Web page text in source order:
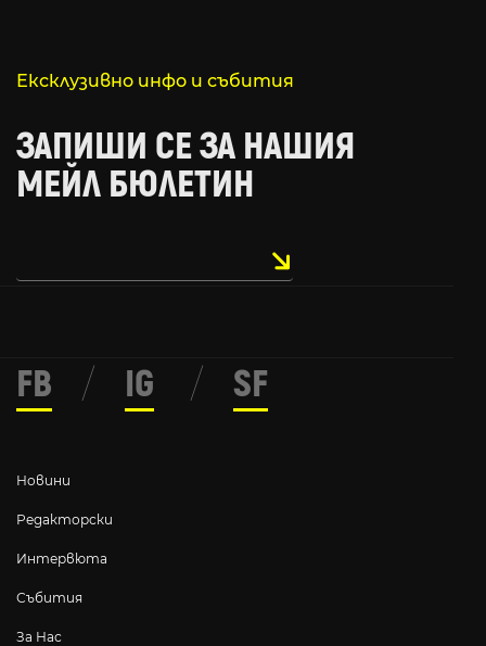
Ексклузивно инфо и събития
ЗАПИШИ СЕ ЗА НАШИЯ
МЕЙЛ БЮЛЕТИН
Новини
Редакторски
Интервюта
Събития
За Нас
FB / IG / SF